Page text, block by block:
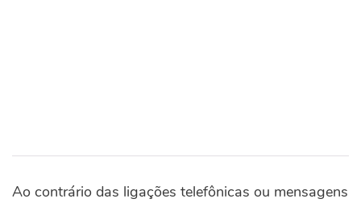
Ao contrário das ligações telefônicas ou mensagens